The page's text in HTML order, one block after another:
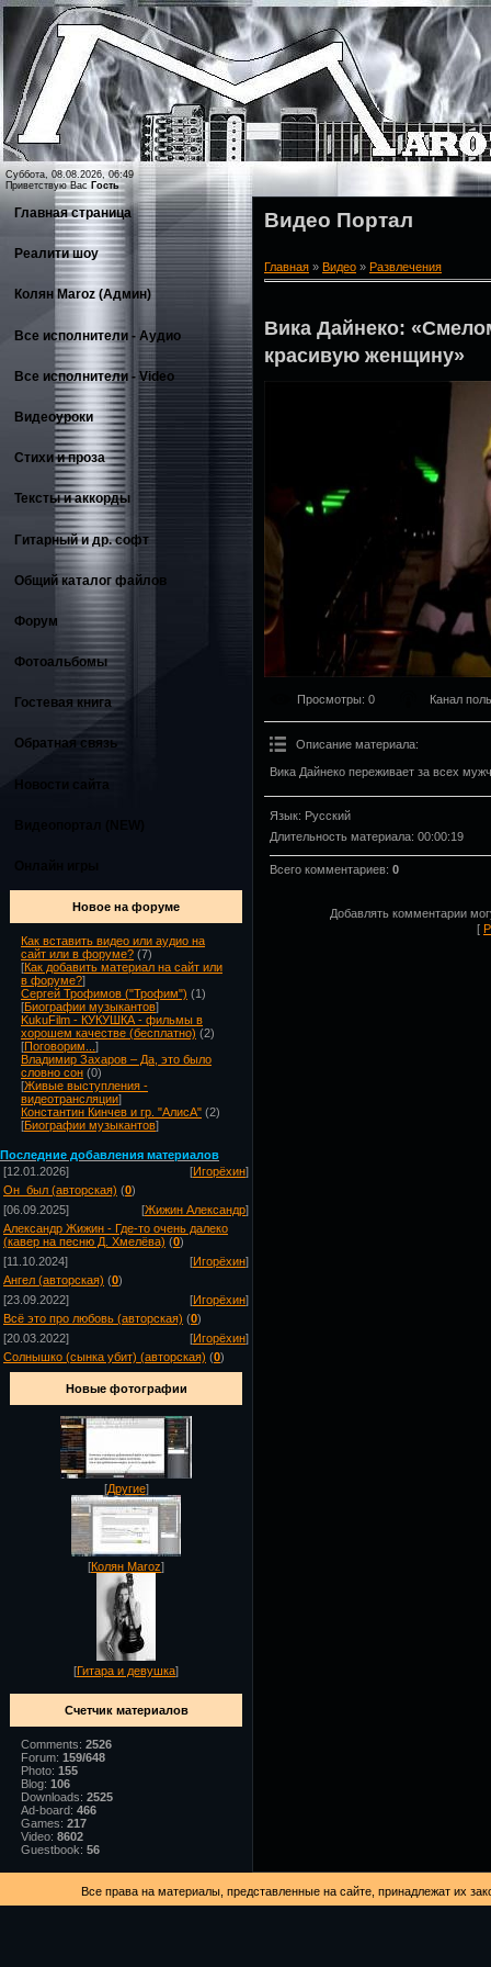
Суббота, 08.08.2026, 06:49
Приветствую Вас Гость
Главная страница
Реалити шоу
Колян Maroz (Админ)
Все исполнители - Аудио
Все исполнители - Video
Видеоуроки
Стихи и проза
Тексты и аккорды
Гитарный и др. софт
Общий каталог файлов
Форум
Фотоальбомы
Гостевая книга
Обратная связь
Новости сайта
Новое на форуме
Как вставить видео или аудио на
сайт или в форуме? (7)
[Как добавить материал на сайт или
в форуме?]
Сергей Трофимов ("Трофим") (1)
[Биографии музыкантов]
KukuFilm - КУКУШКА - фильмы в
хорошем качестве (бесплатно) (2)
[Поговорим... ]
Владимир Захаров – Да, это было
словно сон (0)
[Живые выступления -
видеотрансляции]
Константин Кинчев и гр. "АлисА" (2)
[Биографии музыкантов]
Последние добавления материалов
[12.01.2026]
[Игорёхин]
Он_был (авторская) (0)
[06.09.2025]
[Жижин Александр]
Александр Жижин - Где-то очень далеко
(кавер на песню Д. Хмелёва) (0)
[11.10.2024]
[Игорёхин]
Ангел (авторская) (0)
[23.09.2022]
[Игорёхин]
Всё это про любовь (авторская) (0)
[20.03.2022]
[Игорёхин]
Солнышко (сынка убит) (авторская) (0)
Новые фотографии
[Другие]
[Колян Maroz]
[Гитара и девушка]
Счетчик материалов
Comments: 2526
Forum: 159/648
Photo: 155
Blog: 106
Downloads: 2525
Ad-board: 466
Games: 217
Video: 8602
Guestbook: 56
Видео Портал
Главная » Видео » Развлечения
Вика Дайнеко:
красивую женщину»
Просмотры: 0 Канал
Описание материала:
Вика Дайнеко переживает за всех
Язык: Русский
Длительность материала: 00:00:19
Всего комментариев: 0
Добавлять комментарии
[
Все права на материалы, представленные на сайте, принадлежат их